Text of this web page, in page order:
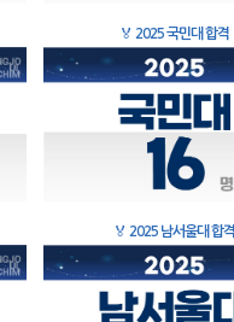
🏅 2025 국민대 합격
🏅 2025 남서울대 합격